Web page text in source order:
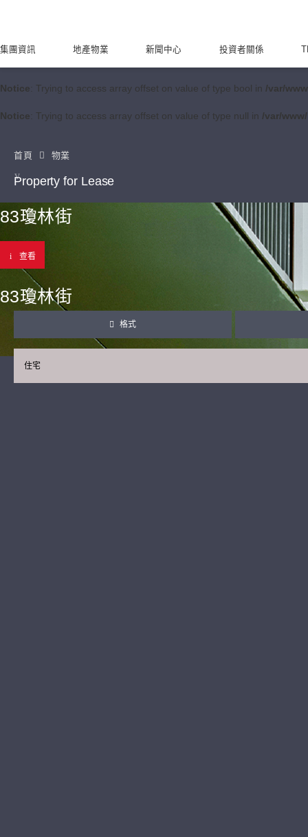
Notice: Trying to access array offset on value of type bool in /var/
Notice: Trying to access array offset on value of type null in /var/
集團資訊 地產物業 新聞中心 投資者關係
首頁 物業
Property for Lease
83瓊林街
查看
83瓊林街
格式
住宅